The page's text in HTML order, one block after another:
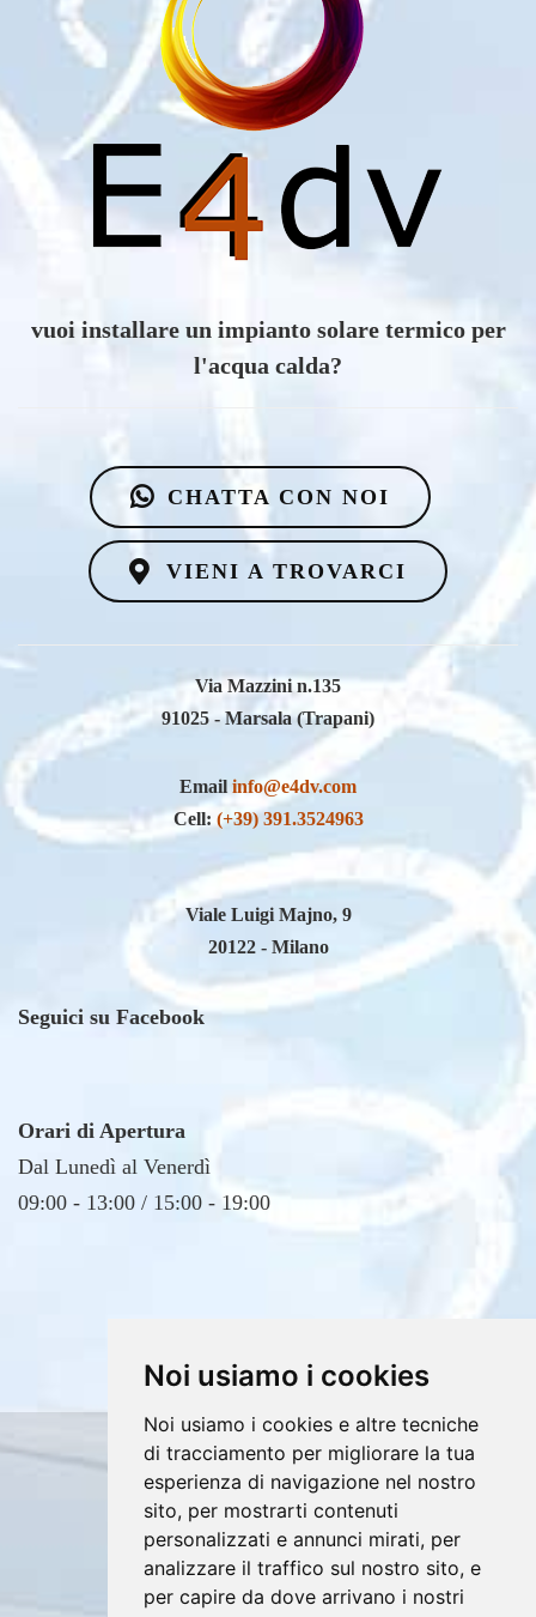
Noi usiamo i cookies
Noi usiamo i cookies e altre tecniche
di tracciamento per migliorare la tua
esperienza di navigazione nel nostro
sito, per mostrarti contenuti
personalizzati e annunci mirati, per
analizzare il traffico sul nostro sito, e
per capire da dove arrivano i nostri
vuoi scoprire i vantaggi di un impianto eolico?
CHATTA CON NOI
VIENI A TROVARCI
Via Mazzini n.135
91025 - Marsala (Trapani)
info@e4dv.com
Cell:(+39) 391.3524963
Viale Luigi Majno, 9
20122 - Milano
Seguici su Facebook
Dal Lunedì al Venerdì
09:00 - 13:00 / 15:00 - 19:00
riservati.
Partita Iva: 02607760812 /
Privacy e Cookie Policy